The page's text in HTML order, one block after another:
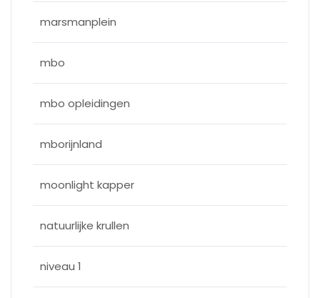
marsmanplein
mbo
mbo opleidingen
mborijnland
moonlight kapper
natuurlijke krullen
niveau 1